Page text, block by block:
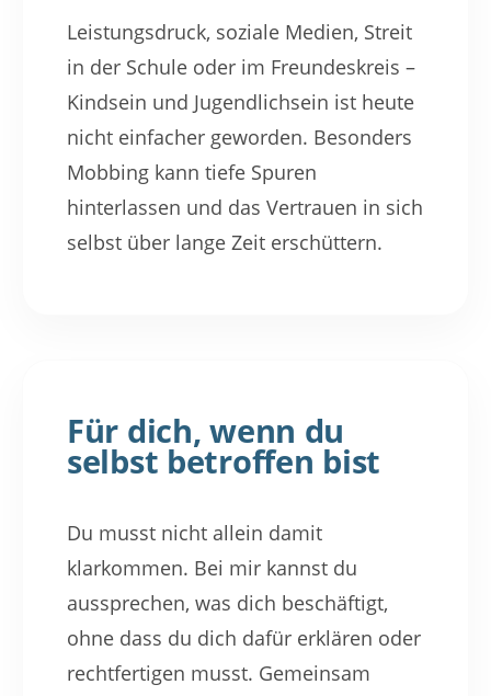
Leistungsdruck, soziale Medien, Streit
in der Schule oder im Freundeskreis –
Kindsein und Jugendlichsein ist heute
nicht einfacher geworden. Besonders
Mobbing kann tiefe Spuren
hinterlassen und das Vertrauen in sich
selbst über lange Zeit erschüttern.
Für dich, wenn du
selbst betroffen bist
Du musst nicht allein damit
klarkommen. Bei mir kannst du
aussprechen, was dich beschäftigt,
ohne dass du dich dafür erklären oder
rechtfertigen musst. Gemeinsam